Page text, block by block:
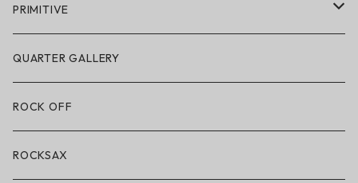
POLeR × GRIZZLY
POLeR × LAKAI
アパレル
アクセサリー・小物
PRIMITIVE
アパレル
ハードグッズ
QUARTER GALLERY
ROCK OFF
ROCKSAX